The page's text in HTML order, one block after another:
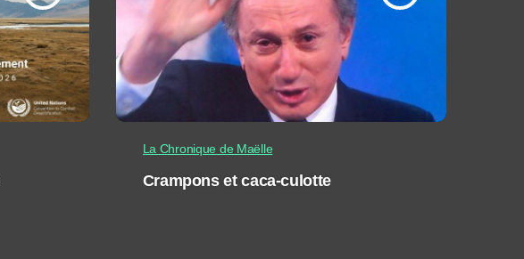
La Chronique de Maëlle
Crampons et caca-culotte